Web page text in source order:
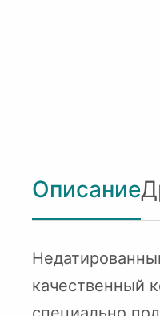
Описание
качественный